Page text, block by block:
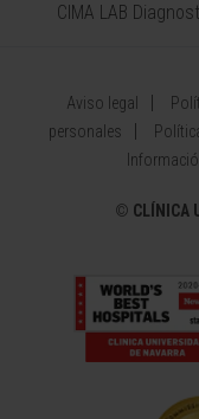
CIMA LAB
Aviso legal
personales
© CLÍNICA